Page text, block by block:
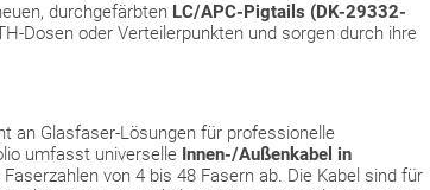
durchgefärbten LC/APC-Pigtails (DK-29332-
Dosen oder Verteilerpunkten und sorgen durch ihre
an Glasfaser-Lösungen für professionelle
umfasst universelle Innen-/Außenkabel in
von 4 bis 48 Fasern ab. Die Kabel sind für